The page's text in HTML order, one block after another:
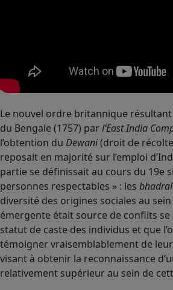
Le nouvel ordre britannique
du Bengale (1757) parl’East India
l’obtention du Dewani(droit de
reposait en majorité sur l’emploi
partie se définissait au cours du 19e
personnes respectables » : les
diversité des origines sociales au
émergente était source de conflits
statut de caste des individus et que
témoigner vraisemblablement de
visant à obtenir la reconnaissance
relativement supérieur au sein de